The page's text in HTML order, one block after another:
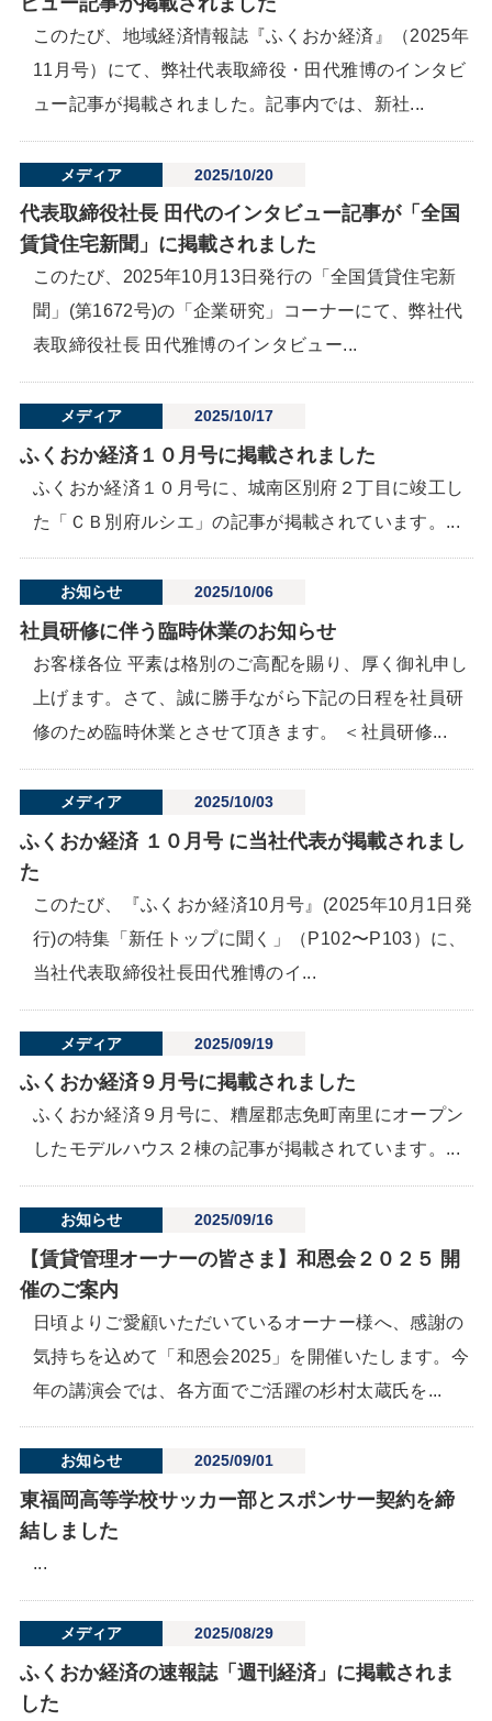
このたび、地域経済情報誌『ふくおか経済』（2025年
11月号）にて、弊社代表取締役・田代雅博のインタビ
ュー記事が掲載されました。記事内では、新社...
メディア 2025/10/20
代表取締役社長 田代のインタビュー記事が「全国
賃貸住宅新聞」に掲載されました
このたび、2025年10月13日発行の「全国賃貸住宅新
聞」(第1672号)の「企業研究」コーナーにて、弊社代
表取締役社長 田代雅博のインタビュー...
メディア 2025/10/17
ふくおか経済１０月号に掲載されました
ふくおか経済１０月号に、城南区別府２丁目に竣工し
た「ＣＢ別府ルシエ」の記事が掲載されています。...
お知らせ 2025/10/06
社員研修に伴う臨時休業のお知らせ
お客様各位 平素は格別のご高配を賜り、厚く御礼申し
上げます。さて、誠に勝手ながら下記の日程を社員研
修のため臨時休業とさせて頂きます。 ＜社員研修...
メディア 2025/10/03
ふくおか経済 １０月号 に当社代表が掲載されまし
た
このたび、『ふくおか経済10月号』(2025年10月1日発
行)の特集「新任トップに聞く」（P102〜P103）に、
当社代表取締役社長田代雅博のイ...
メディア 2025/09/19
ふくおか経済９月号に掲載されました
ふくおか経済９月号に、糟屋郡志免町南里にオープン
したモデルハウス２棟の記事が掲載されています。...
お知らせ 2025/09/16
【賃貸管理オーナーの皆さま】和恩会２０２５ 開
催のご案内
日頃よりご愛顧いただいているオーナー様へ、感謝の
気持ちを込めて「和恩会2025」を開催いたします。今
年の講演会では、各方面でご活躍の杉村太蔵氏を...
お知らせ 2025/09/01
東福岡高等学校サッカー部とスポンサー契約を締
結しました
...
メディア 2025/08/29
ふくおか経済の速報誌「週刊経済」に掲載されま
した